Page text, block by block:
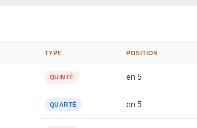
TYPE POSITION
QUINTÉ en 5
QUARTÉ en 5